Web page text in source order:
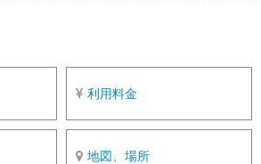
利用料金
地図、場所